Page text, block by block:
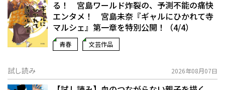
る！ 宮島ワールド炸裂の、予測不能の痛快
エンタメ！ 宮島未奈『ギャルにひかれて寺
マルシェ』第一章を特別公開！（4/4）
青春 文芸作品
試し読み 2026年08月07日